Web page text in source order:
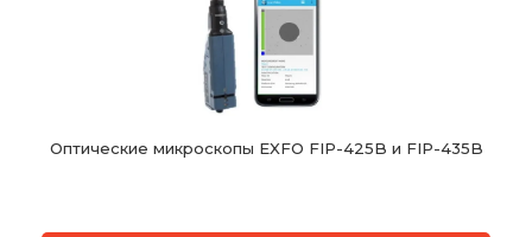
Оптические микроскопы EXFO FIP-425B и FIP-435B